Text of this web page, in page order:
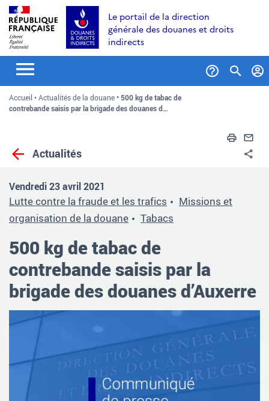
Aller
au
contenu
Aller
recherche
Aller
au
menu
Le portail de la direction
générale des douanes et droits
indirects
Accueil Actualités de la douane
500 kg de tabac de
contrebande saisis par la brigade des douanes d…
Actualités
Vendredi 23 avril 2021
Lutte contre la fraude et les trafics
Missions et
organisation de la douane
Tabacs
500 kg de tabac de
contrebande saisis par la
brigade des douanes d’Auxerre